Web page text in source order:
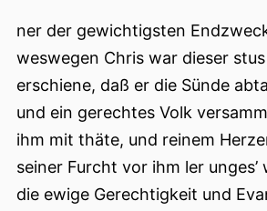
ner der gewichtigsten
weswegen Chris war dieser
erschiene, daß er die Sünde
und ein gerechtes Volk
ihm mit thäte, und reinem
seiner Furcht vor ihm ler unges’
die ewige Gerechtigkeit und